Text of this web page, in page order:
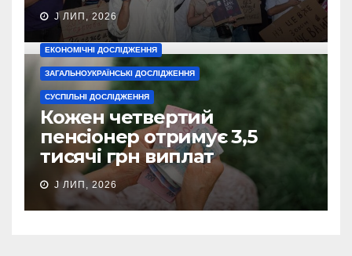
J ЛИП, 2026
ЕКОНОМІЧНІ ДОСЛІДЖЕННЯ
ЗАГАЛЬНОУКРАЇНСЬКІ ДОСЛІДЖЕННЯ
СУСПІЛЬНІ ДОСЛІДЖЕННЯ
Кожен четвертий
пенсіонер отримує 3,5
тисячі грн виплат
J ЛИП, 2026